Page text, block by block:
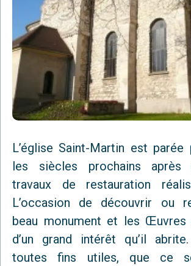
L’église Saint-Martin est
les siècles prochains après
travaux de restauration
L’occasion de découvrir ou
beau monument et les Œuvres
d’un grand intérêt qu’il
toutes fins utiles, que ce